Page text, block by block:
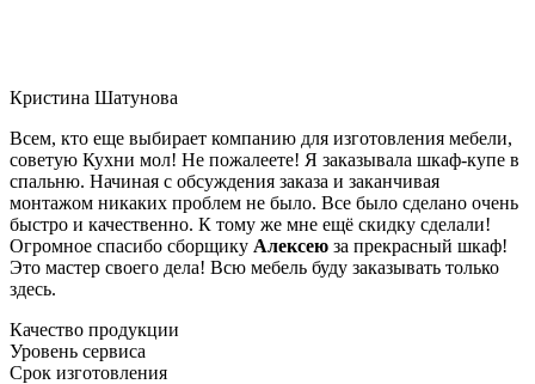
Кристина Шатунова
Всем, кто еще выбирает компанию для изготовления мебели,
советую Кухни мол! Не пожалеете! Я заказывала шкаф-купе в
спальню. Начиная с обсуждения заказа и заканчивая
монтажом никаких проблем не было. Все было сделано очень
быстро и качественно. К тому же мне ещё скидку сделали!
Огромное спасибо сборщику Алексею за прекрасный шкаф!
Это мастер своего дела! Всю мебель буду заказывать только
здесь.
Качество продукции
Уровень сервиса
Срок изготовления